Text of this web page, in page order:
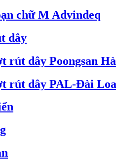
chữ M Advindeq
dây
rút dây Poongsan
rút dây PAL-Đài